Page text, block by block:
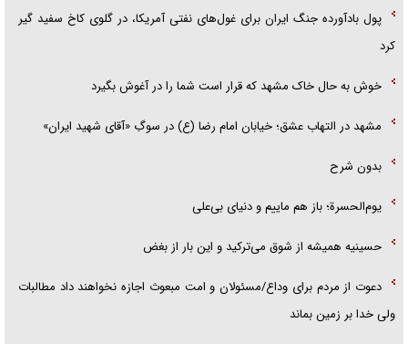
پول بادآورده جنگ ایران برای غول‌های نفتی آمریکا، در گلوی کاخ سفید گیر
کرد
خوش به حال خاک مشهد که قرار است شما را در آغوش بگیرد
مشهد در التهاب عشق؛ خیابان امام رضا (ع) در سوگِ «آقای شهید ایران»
بدون شرح
یوم‌الحسرة؛ باز هم ماییم و دنیای بی‌علی
حسینیه همیشه از شوق می‌ترکید و این بار از بغض
دعوت از مردم برای وداع/مسئولان و امت مبعوث اجازه نخواهند داد مطالبات
ولی خدا بر زمین بماند